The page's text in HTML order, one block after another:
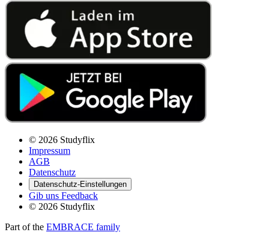
© 2026 Studyflix
Impressum
AGB
Datenschutz
Datenschutz-Einstellungen
Gib uns Feedback
© 2026 Studyflix
Part of the EMBRACE family